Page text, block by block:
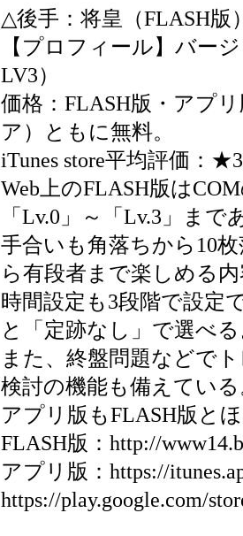
△後手：将皇（FLASH版
【プロフィール】バー
LV3）
価格：FLASH版・アプリ
ア）ともに無料。
iTunes store平均評価：
Web上のFLASH版は
「Lv.0」～「Lv.3」­まで
手合いも角落ちから10
ら有段者まで楽しめる
時間設定も3段階で設定
と「定跡なし」で選べ
また、終盤問題などで
検討の機能も備えてい
アプリ版もFLASH版と
FLASH版：http://
アプリ版：https://
https://play.google.com/